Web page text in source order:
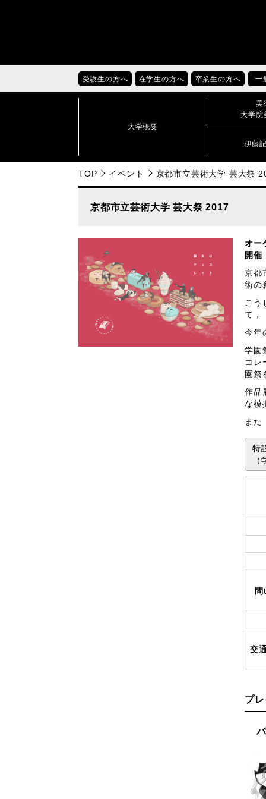
受験生の方へ 在学生の方へ 卒業生の方へ 一
大学概要
美
大学院
伊藤
TOP イベント 京都市立芸術大学 芸大祭
京都市立芸術大学 芸大祭 2017
オー
開催
京都
術の
こう
て，
今年
学園
コレ
園祭
作品
な模
また
特
問
交
プ